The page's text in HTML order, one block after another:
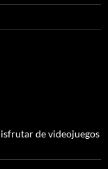
de videojuegos